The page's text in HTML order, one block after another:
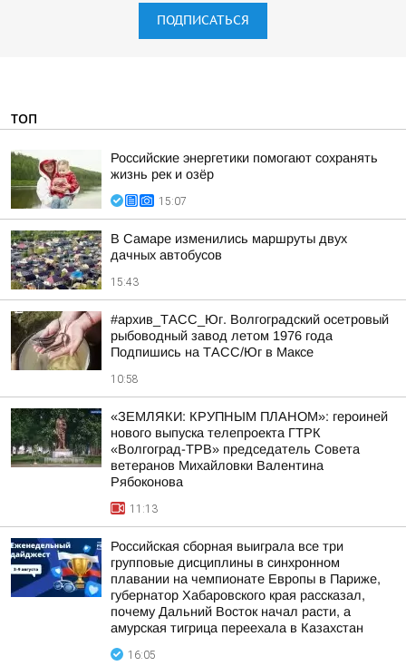
ПОДПИСАТЬСЯ
ТОП
Российские энергетики помогают сохранять
жизнь рек и озёр
15:07
В Самаре изменились маршруты двух
дачных автобусов
15:43
#архив_ТАСС_Юг. Волгоградский осетровый
рыбоводный завод летом 1976 года
Подпишись на ТАСС/Юг в Максе
10:58
«ЗЕМЛЯКИ: КРУПНЫМ ПЛАНОМ»: героиней
нового выпуска телепроекта ГТРК
«Волгоград-ТРВ» председатель Совета
ветеранов Михайловки Валентина
Рябоконова
11:13
Российская сборная выиграла все три
групповые дисциплины в синхронном
плавании на чемпионате Европы в Париже,
губернатор Хабаровского края рассказал,
почему Дальний Восток начал расти, а
амурская тигрица переехала в Казахстан
16:05